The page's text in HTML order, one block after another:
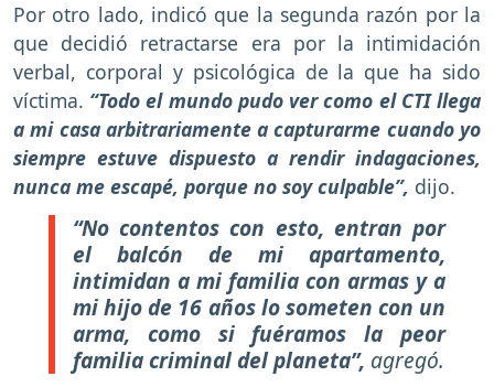
Por otro lado, indicó que la segunda razón por la
que decidió retractarse era por la intimidación
verbal, corporal y psicológica de la que ha sido
víctima. “Todo el mundo pudo ver como el CTI llega
a mi casa arbitrariamente a capturarme cuando yo
siempre estuve dispuesto a rendir indagaciones,
nunca me escapé, porque no soy culpable”, dijo.
“No contentos con esto, entran por
el balcón de mi apartamento,
intimidan a mi familia con armas y a
mi hijo de 16 años lo someten con un
arma, como si fuéramos la peor
familia criminal del planeta”, agregó.